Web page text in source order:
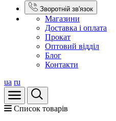
Зворотній зв'язок
Магазини
Доставка і оплата
Прокат
Оптовий відділ
Блог
Контакти
ua ru
Список товарів